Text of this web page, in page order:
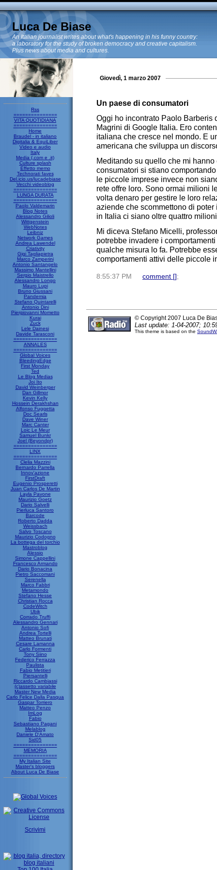
Luca De Biase
An Italian journalist writes about what's happening in his funny country:
a laboratory for the study of broken democracy and creative capitalism.
Plus news about media and cultures.
Rss
===============
VITA QUOTIDIANA
===============
Home
Braudel - in italiano
Digitalia & EquiLiber
Video e audio
Italy
Media (.com e .it)
Culture splash
Effetto memo
Technorati faves
Del.icio.us/lucadebiase
Vecchi videoblog
===============
LUNGA DURATA
===============
Paolo Valdemarin
Blog Notes
Alessandro Gilioli
Wittgenstein
WebNotes
Leibniz
Network Games
Andrea Lawendel
Criativity
Gigi Tagliapietra
Marco Zamperini
Antonio Santangelo
Massimo Mantellini
Sergio Maistrello
Alessandro Longo
Mauro Lupi
Bruno Giussani
Pandemia
Stefano Quintarelli
Antonio Dini
Piergiovanni Mometto
Kurai
Zuck
Lele Dainesi
Davide Tarasconi
===============
ANNALES
===============
Global Voices
BleedingEdge
First Monday
Ted
Le Blog Medias
Joi Ito
David Weinberger
Dan Gillmor
Kevin Kelly
Hossein Derakhshan
Alfonso Fuggetta
Doc Searls
Dave Winer
Marc Canter
Loic Le Meur
Samuel Bunkr
Joel (Beyondpr)
===============
LINX
===============
Clelia Mazzini
Bernardo Parrella
Innov'azione
FirstDraft
Eugenio Prosperetti
Juan Carlos De Martin
Layla Pavone
Maurizio Goetz
Dario Salvelli
Pierluca Santoro
Barcode
Roberto Dadda
Weissbach
Salvo Toscano
Maurizio Codogno
La bottega del torchio
Mastroblog
Alessio
Simone Cappellini
Francesco Armando
Dario Bonacina
Pietro Saccomani
Serenella
Marco Fabbri
Metamondo
Stefano Hesse
Christian Rocca
CodeWitch
Ubik
Corrado Truffi
Alessandro Gennari
Antonio Sofi
Andrea Tortelli
Matteo Brunati
Cesare Lamanna
Carlo Formenti
Tony Siino
Federico Ferrazza
Paulista
Fabio Metitieri
Piersantelli
Riccardo Cambiassi
(c)assetto variabile
Master New Media
Carlo Felice Dalla Pasqua
Gaspar Torriero
Matteo Penzo
ImLog
Fabio
Sebastiano Pagani
Melablog
Daniele D'Amato
Sid05
===============
MEMORIA
===============
My Italian Site
Master's bloggers
About Luca De Biase
Scrivimi
Giovedì, 1 marzo 2007
Un paese di consumatori
Oggi ho incontrato Paolo Barberis
Magrini di Google Italia. Ero
italiana che cresce nel mondo. E
americana che sviluppa un
Meditando su quello che mi
consumatori si stiano
le piccole imprese invece non
rete offre loro. Sono ormai milioni
volta denaro per gestire le loro
aziende che scommettono di
in Italia ci siano oltre quattro
Mi diceva Stefano Micelli,
potrebbe invadere i
qualche misura lo fa. Potrebbe
comportamenti attivi delle piccole
8:55:37 PM comment [] ;
© Copyright 2007 Luca De
Last update: 1-04-2007;
This theme is based on the